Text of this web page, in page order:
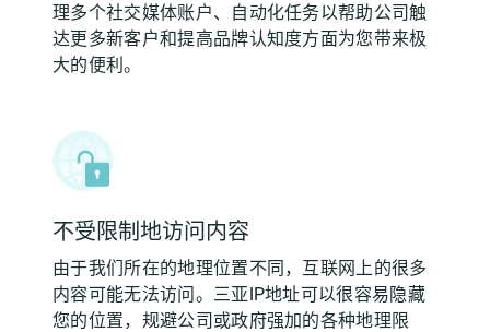
理多个社交媒体账户、自动化任务以帮助公司触
达更多新客户和提高品牌认知度方面为您带来极
大的便利。
不受限制地访问内容
由于我们所在的地理位置不同，互联网上的很多
内容可能无法访问。三亚IP地址可以很容易隐藏
您的位置，规避公司或政府强加的各种地理限